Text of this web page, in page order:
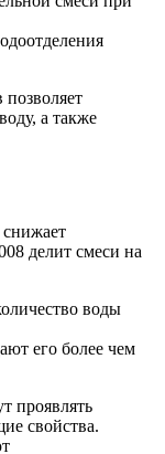
а также
снижает
делит смеси на
воды
его более чем
проявлять
свойства.